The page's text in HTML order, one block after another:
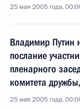
25 мая 2005 года,
Владимир Путин
послание
пленарного
комитета
25 мая 2005 года,